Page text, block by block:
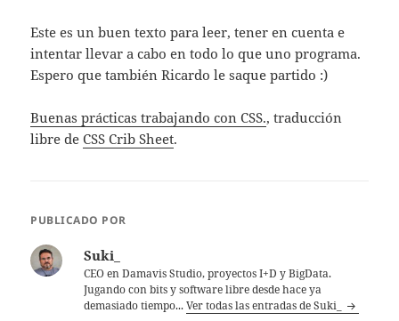
Este es un buen texto para leer, tener en cuenta e
intentar llevar a cabo en todo lo que uno programa.
Espero que también Ricardo le saque partido :)
Buenas prácticas trabajando con CSS., traducción
libre deCSS Crib Sheet.
PUBLICADO POR
Suki_
CEO en Damavis Studio, proyectos I+D y BigData.
Jugando con bits y software libre desde hace ya
demasiado tiempo...Ver todas las entradas de Suki_